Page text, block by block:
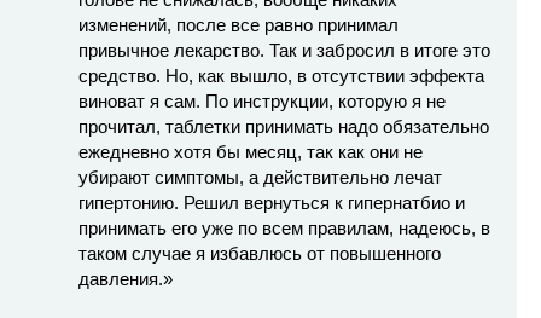
изменений, после все равно принимал
привычное лекарство. Так и забросил в итоге это
средство. Но, как вышло, в отсутствии эффекта
виноват я сам. По инструкции, которую я не
прочитал, таблетки принимать надо обязательно
ежедневно хотя бы месяц, так как они не
убирают симптомы, а действительно лечат
гипертонию. Решил вернуться к гипернатбио и
принимать его уже по всем правилам, надеюсь, в
таком случае я избавлюсь от повышенного
давления.»